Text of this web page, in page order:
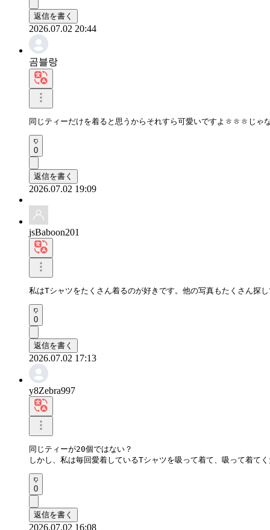
返信を書く
2026.07.02 20:44
곰블랑
同じティーだけを着ると思うからそれすら可愛いですよㅎㅎㅎじゃ
0
返信を書く
2026.07.02 19:09
jsBaboon201
私はTシャツをたくさん着るのが好きです。他の写真もたくさん探
0
返信を書く
2026.07.02 17:13
y8Zebra997
同じティーが20個ではない？
しかし、私は毎回愛着しているTシャツを吸って着て、吸って着て
0
返信を書く
2026.07.02 16:08